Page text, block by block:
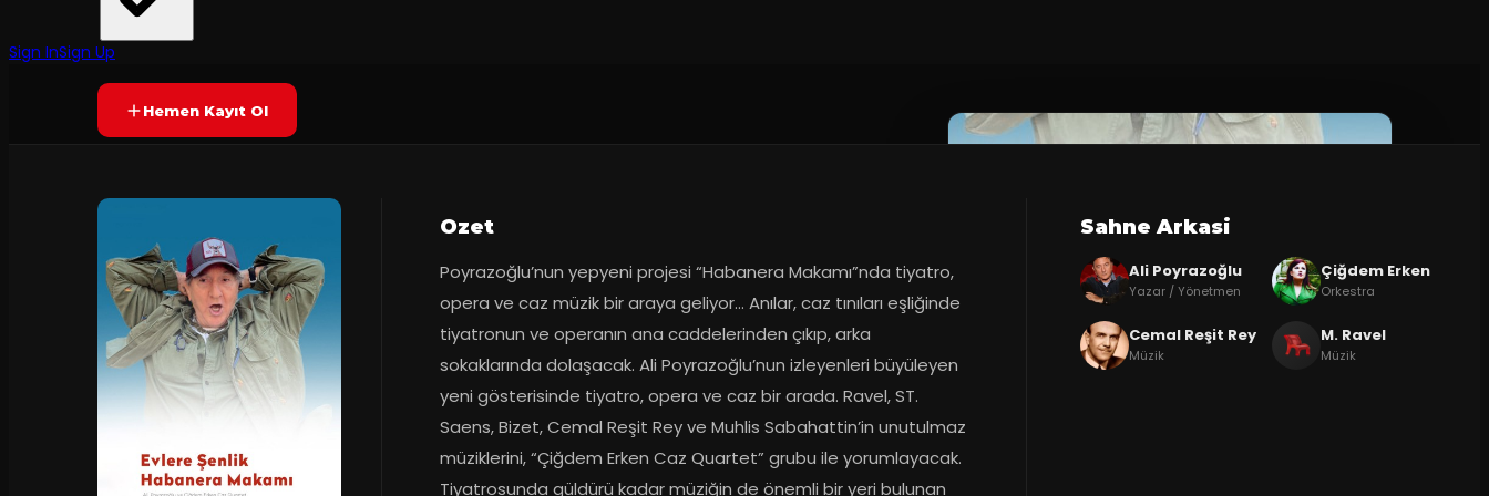
Sign InSign UpYAKINDA Yetersiz oy
Hemen Kayıt Ol
Ozet
Poyrazoğlu’nun yepyeni projesi “Habanera Makamı”nda tiyatro,
opera ve caz müzik bir araya geliyor… Anılar, caz tınıları eşliğinde
tiyatronun ve operanın ana caddelerinden çıkıp, arka
sokaklarında dolaşacak. Ali Poyrazoğlu’nun izleyenleri büyüleyen
yeni gösterisinde tiyatro, opera ve caz bir arada. Ravel, ST.
Saens, Bizet, Cemal Reşit Rey ve Muhlis Sabahattin’in unutulmaz
müziklerini, “Çiğdem Erken Caz Quartet” grubu ile yorumlayacak.
Tiyatrosunda güldürü kadar müziğin de önemli bir yeri bulunan
Sahne Arkasi
Ali Poyrazoğlu
Yazar / Yönetmen
Çiğdem Erken
Orkestra
Cemal Reşit Rey
Müzik
M. Ravel
Müzik